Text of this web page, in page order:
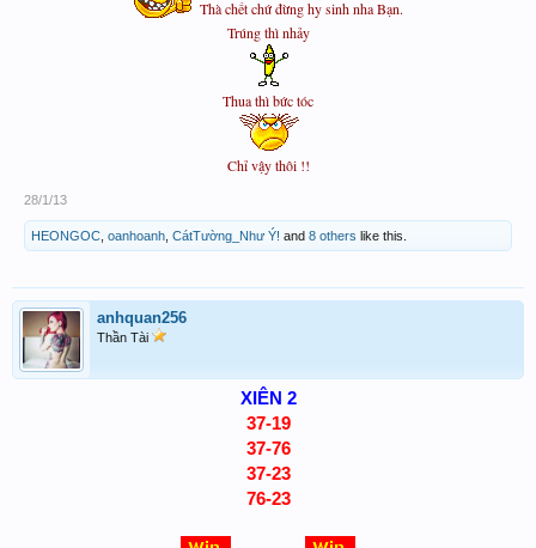
Thà chết chứ đừng hy sinh nha Bạn.
Trúng thì nhảy
Thua thì bức tóc
Chỉ vậy thôi !!
28/1/13
HEONGOC oanhoanh CátTường_Như Ý! and 8 others like this.
anhquan256
Thần Tài
XIÊN 2
37-19
37-76
37-23
76-23